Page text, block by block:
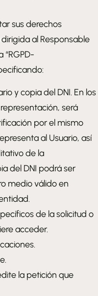
sus derechos
al Responsable
y copia del DNI. En los
será
por el mismo
al Usuario, así
de la
del DNI podrá ser
medio válido en
de la solicitud o
acceder.
la petición que